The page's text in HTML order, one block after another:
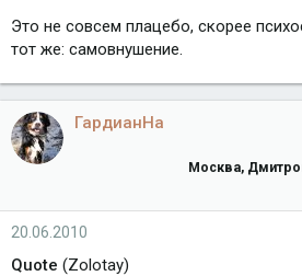
Это не совсем плацебо, скорее
тот же: самовнушение.
ГардианНа
Москва,
20.06.2010
Quote (Zolotay)